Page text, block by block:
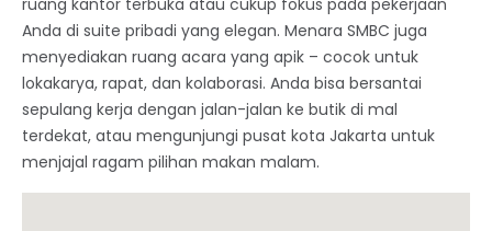
ruang kantor terbuka atau cukup fokus pada pekerjaan
Anda di suite pribadi yang elegan. Menara SMBC juga
menyediakan ruang acara yang apik – cocok untuk
lokakarya, rapat, dan kolaborasi. Anda bisa bersantai
sepulang kerja dengan jalan-jalan ke butik di mal
terdekat, atau mengunjungi pusat kota Jakarta untuk
menjajal ragam pilihan makan malam.